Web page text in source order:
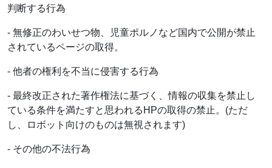
判断する行為
- 無修正のわいせつ物、児童ポルノなど国内で公開が禁止
されているページの取得。
- 他者の権利を不当に侵害する行為
- 最終改正された著作権法に基づく、情報の収集を禁止し
ている条件を満たすと思われるHPの取得の禁止。(ただ
し、ロボット向けのものは無視されます)
- その他の不法行為